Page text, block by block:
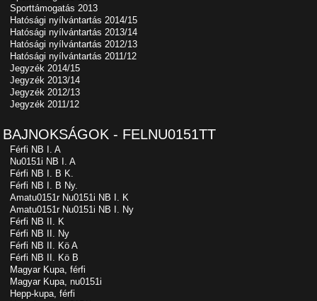
Sporttámogatás 2013
Hatósági nyílvántartás 2014/15
Hatósági nyílvántartás 2013/14
Hatósági nyílvántartás 2012/13
Hatósági nyílvántartás 2011/12
Jegyzék 2014/15
Jegyzék 2013/14
Jegyzék 2012/13
Jegyzék 2011/12
BAJNOKSÁGOK - FELNU0151TT
Férfi NB I. A
Nu0151i NB I. A
Férfi NB I. B K.
Férfi NB I. B Ny.
Amatu0151r Nu0151i NB I. K
Amatu0151r Nu0151i NB I. Ny
Férfi NB II. K
Férfi NB II. Ny
Férfi NB II. Kö A
Férfi NB II. Kö B
Magyar Kupa, férfi
Magyar Kupa, nu0151i
Hepp-kupa, férfi